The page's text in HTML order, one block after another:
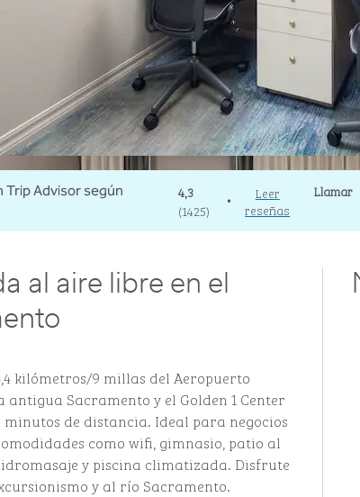
4,3
(1425)
•
Leer
reseñas
Llamar
Llame
al aire libre en el
kilómetros/9 millas del Aeropuerto
Sacramento y el Golden 1 Center
minutos de distancia. Ideal para negocios
como wifi, gimnasio, patio al
y piscina climatizada. Disfrute
y al río Sacramento.